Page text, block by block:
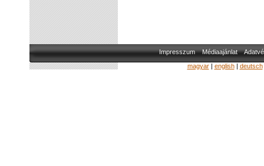
Impresszum Médiaajánlat
magyar| english| deutsch